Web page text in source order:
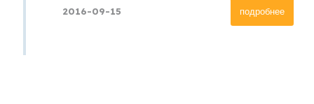
подробнее
2016-09-15